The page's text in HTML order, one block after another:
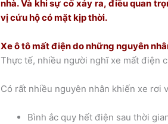
nhà. Và khi sự cố xảy ra, điều quan
vị cứu hộ có mặt kịp thời.
Xe ô tô mất điện do những nguyên
Thực tế, nhiều người nghĩ xe mất điện
Có rất nhiều nguyên nhân khiến xe rơi
Bình ắc quy hết điện sau thời